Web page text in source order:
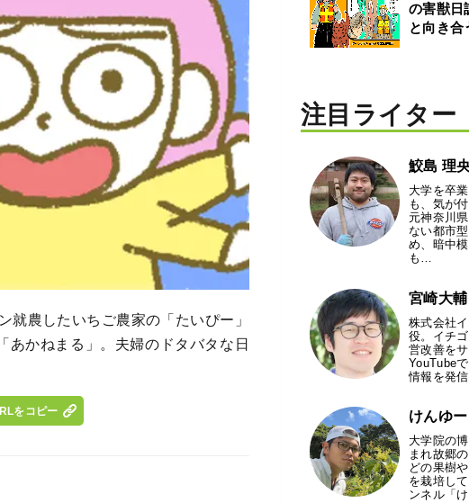
就農したいちご農家の「たいぴー」
あかねまる」。夫婦のドタバタな日
をコピー
の害獣日
と向き合
注目ライター
鮫島 理
大学を卒
も、気が
元神奈川
ない都市
め、暗中
も…
宮崎大輔
株式会社
役。イチ
営改善を
YouTube
情報を発
けんゆー
大学院の
まれ故郷
どの果樹
を栽培し
ンネル「